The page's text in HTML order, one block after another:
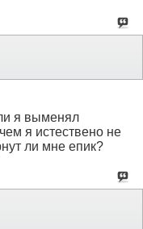
я выменял
я истествено не
ли мне епик?